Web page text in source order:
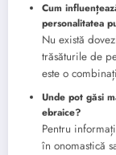
Cum
personalitatea
Nu există
trăsăturile de
este o
Unde pot găsi
ebraice?
Pentru
în onomastică